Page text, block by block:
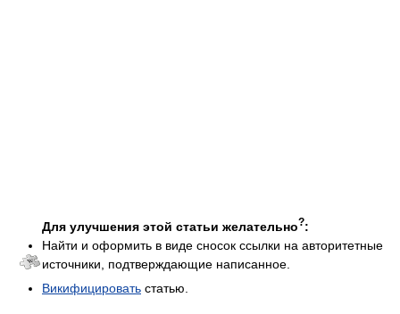
Для улучшения этой статьи желательно?:
Найти и оформить в виде сносок ссылки на авторитетные
источники, подтверждающие написанное.
Викифицировать статью.